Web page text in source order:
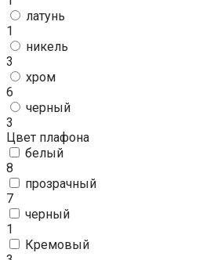
латунь
1
никель
3
хром
6
черный
3
Цвет плафона
белый
8
прозрачный
7
черный
1
Кремовый